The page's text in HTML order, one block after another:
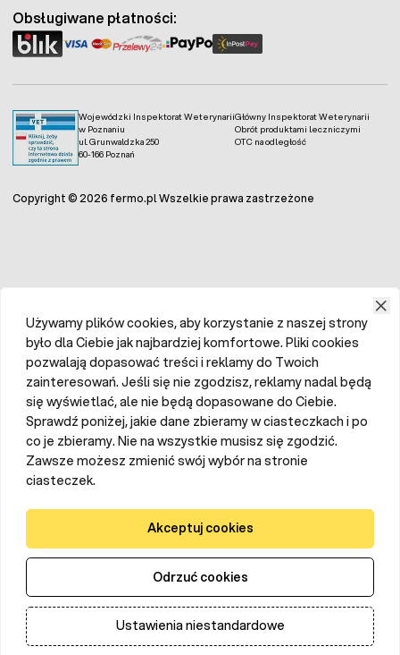
Ilość
Wojewódzki Inspektorat Weterynarii
w Poznaniu
ul. Grunwaldzka 250
60-166 Poznań
Główny Inspektorat Weterynarii
Obrót produktami leczniczymi
OTC na odległość
Obsługiwane płatności:
Copyright © 2026 fermo.pl Wszelkie prawa zastrzeżone
Używamy plików cookies, aby korzystanie z naszej strony
było dla Ciebie jak najbardziej komfortowe. Pliki cookies
pozwalają dopasować treści i reklamy do Twoich
zainteresowań. Jeśli się nie zgodzisz, reklamy nadal będą
się wyświetlać, ale nie będą dopasowane do Ciebie.
Sprawdź poniżej, jakie dane zbieramy w ciasteczkach i po
co je zbieramy. Nie na wszystkie musisz się zgodzić.
Zawsze możesz zmienić swój wybór na stronie
ciasteczek.
Akceptuj cookies
Odrzuć cookies
Ustawienia niestandardowe